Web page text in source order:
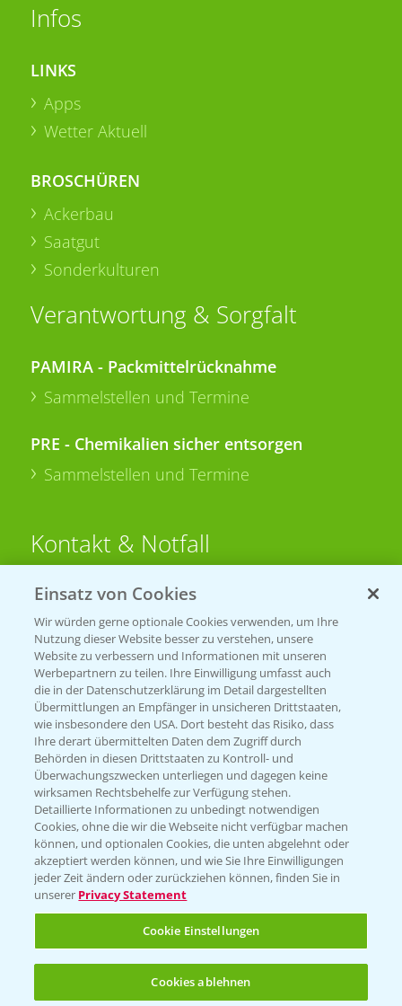
Infos
LINKS
Apps
Wetter Aktuell
BROSCHÜREN
Ackerbau
Saatgut
Sonderkulturen
Verantwortung & Sorgfalt
PAMIRA - Packmittelrücknahme
Sammelstellen und Termine
PRE - Chemikalien sicher entsorgen
Sammelstellen und Termine
Kontakt & Notfall
Beratung auf WhatsApp
T.+49 (0)174 346 564 1
KONTAKT
Hilfe in Notfällen
T.+49 (0)214/30-20220
Folgen Sie uns
Einsatz von Cookies
Wir würden gerne optionale Cookies verwenden, um Ihre
Nutzung dieser Website besser zu verstehen, unsere
Website zu verbessern und Informationen mit unseren
Werbepartnern zu teilen. Ihre Einwilligung umfasst auch
die in der Datenschutzerklärung im Detail dargestellten
Übermittlungen an Empfänger in unsicheren Drittstaaten,
wie insbesondere den USA. Dort besteht das Risiko, dass
Ihre derart übermittelten Daten dem Zugriff durch
Behörden in diesen Drittstaaten zu Kontroll- und
Überwachungszwecken unterliegen und dagegen keine
wirksamen Rechtsbehelfe zur Verfügung stehen.
Detaillierte Informationen zu unbedingt notwendigen
Cookies, ohne die wir die Webseite nicht verfügbar machen
können, und optionalen Cookies, die unten abgelehnt oder
akzeptiert werden können, und wie Sie Ihre Einwilligungen
jeder Zeit ändern oder zurückziehen können, finden Sie in
unserer Privacy Statement
Cookie Einstellungen
Cookies ablehnen